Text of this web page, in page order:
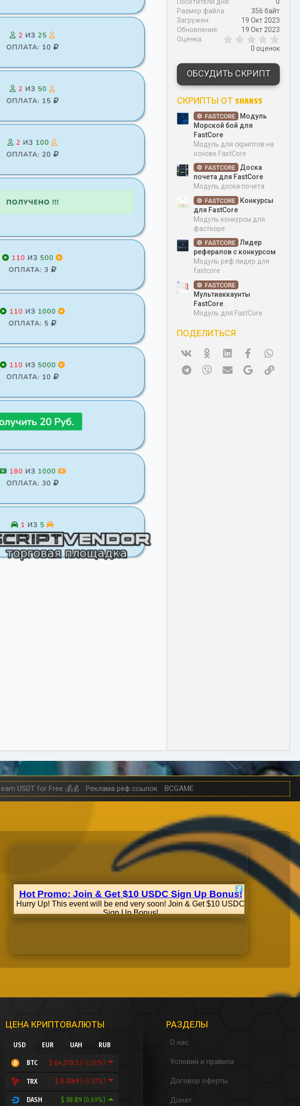
Посетители дня
0
Размер файла
356 байт
Загружен
19 Окт 2023
Обновление
19 Окт 2023
Оценка
,
з
в
0 оценок
ОБСУДИТЬ СКРИПТ
СКРИПТЫ ОТ SHANS5
FASTCORE
Модуль
Морской бой для
FastCore
Модуль для скриптов на
основе FastCore
FASTCORE
Доска
почета для FastCore
Модуль доска почета
FASTCORE
Конкурсы
для FastCore
Модуль конкурсы для
фасткоре
FASTCORE Лидер
рефералов с конкурсом
Модуль реф.лидер для
fastcore
FASTCORE
Мультиаккаунты
FastCore
Модуль для FastCore
ПОДЕЛИТЬСЯ
Linked InFacebook
TelegramViber Электронная почта
Google
earn USDT for Free 💰💰 Реклама реф ссылок BCGAME
ЦЕНА КРИПТОВАЛЮТЫ
USD EUR UAH RUB
$ 64,278.5(-0.38%)
BTC
$ 0.3269(-0.30%)
TRX
$ 30.89(0.69%)
DASH
РАЗДЕЛЫ
О нас
Условия и правила
Договор оферты
Донат